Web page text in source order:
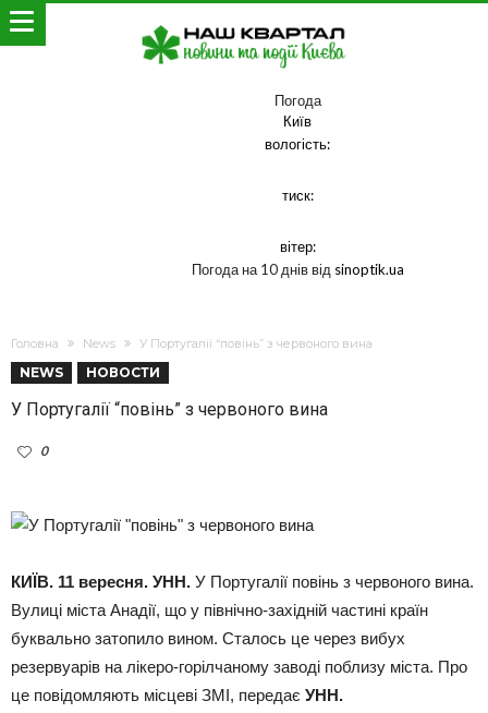
Погода
Київ
вологість:
тиск:
вітер:
Погода на 10 днів від sinoptik.ua
Головна News У Португалії “повінь” з червоного вина
NEWS НОВОСТИ
У Португалії “повінь” з червоного вина
0
КИЇВ. 11 вересня. УНН. У Португалії повінь з червоного вина.
Вулиці міста Анадії, що у північно-західній частині країн
буквально затопило вином. Сталось це через вибух
резервуарів на лікеро-горілчаному заводі поблизу міста. Про
це повідомляють місцеві ЗМІ, передає УНН.